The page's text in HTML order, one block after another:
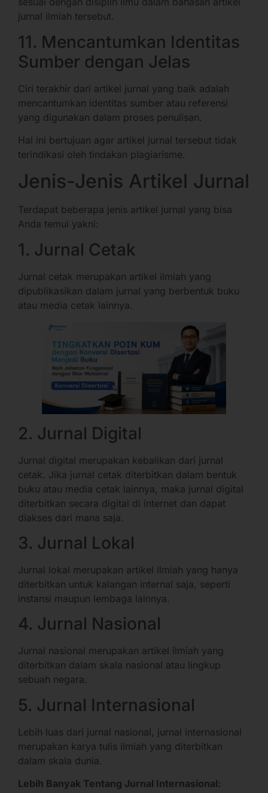
jurnal ilmiah tersebut.
11. Mencantumkan Identitas
Sumber dengan Jelas
Ciri terakhir dari artikel jurnal yang baik adalah
mencantumkan identitas sumber atau referensi
yang digunakan dalam proses penulisan.
Hal ini bertujuan agar artikel jurnal tersebut tidak
terindikasi oleh tindakan plagiarisme.
Jenis-Jenis Artikel Jurnal
Terdapat beberapa jenis artikel jurnal yang bisa
Anda temui yakni:
1. Jurnal Cetak
Jurnal cetak merupakan artikel ilmiah yang
dipublikasikan dalam jurnal yang berbentuk buku
atau media cetak lainnya.
2. Jurnal Digital
Jurnal digital merupakan kebalikan dari jurnal
cetak. Jika jurnal cetak diterbitkan dalam bentuk
buku atau media cetak lainnya, maka jurnal digital
diterbitkan secara digital di internet dan dapat
diakses dari mana saja.
3. Jurnal Lokal
Jurnal lokal merupakan artikel ilmiah yang hanya
diterbitkan untuk kalangan internal saja, seperti
instansi maupun lembaga lainnya.
4. Jurnal Nasional
Jurnal nasional merupakan artikel ilmiah yang
diterbitkan dalam skala nasional atau lingkup
sebuah negara.
5. Jurnal Internasional
Lebih luas dari jurnal nasional, jurnal internasional
merupakan karya tulis ilmiah yang diterbitkan
dalam skala dunia.
Lebih Banyak Tentang Jurnal Internasional: